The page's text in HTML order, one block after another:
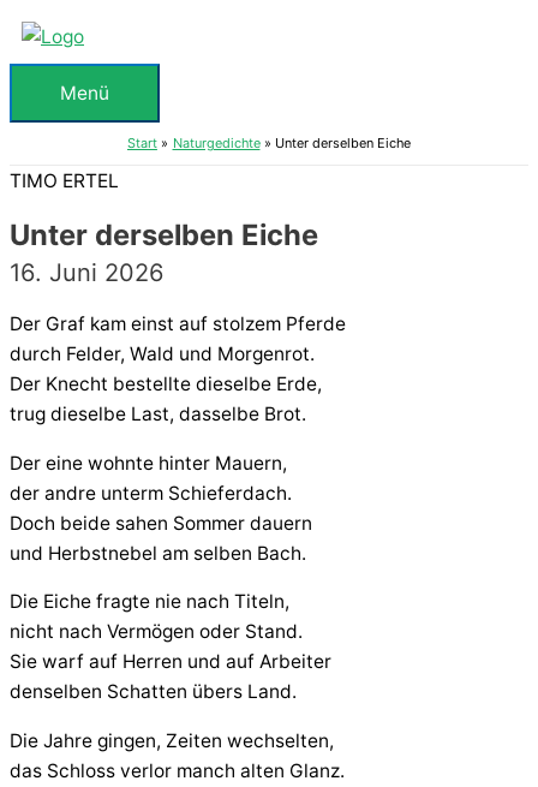
Zum
Inhalt
springenMenü
Menü
Start Naturgedichte Unter derselben Eiche
TIMO ERTEL
Unter derselben Eiche
16. Juni 2026
Der Graf kam einst auf stolzem Pferde
durch Felder, Wald und Morgenrot.
Der Knecht bestellte dieselbe Erde,
trug dieselbe Last, dasselbe Brot.
Der eine wohnte hinter Mauern,
der andre unterm Schieferdach.
Doch beide sahen Sommer dauern
und Herbstnebel am selben Bach.
Die Eiche fragte nie nach Titeln,
nicht nach Vermögen oder Stand.
Sie warf auf Herren und auf Arbeiter
denselben Schatten übers Land.
Die Jahre gingen, Zeiten wechselten,
das Schloss verlor manch alten Glanz.